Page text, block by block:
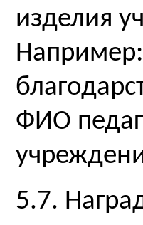
изделия
ФИО
5.7.